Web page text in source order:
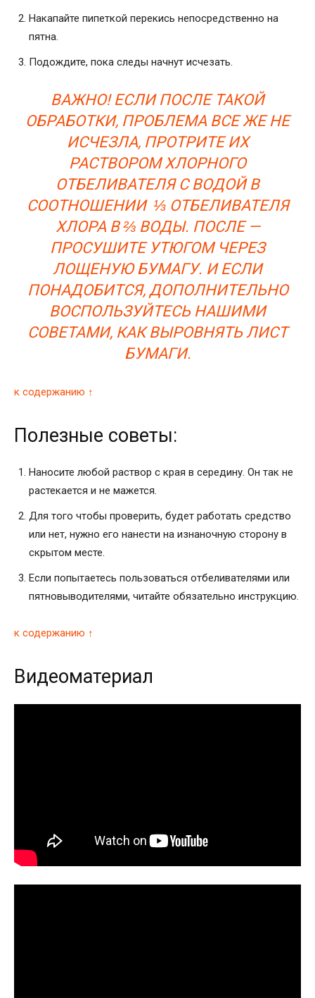
Накапайте пипеткой перекись непосредственно на
пятна.
Подождите, пока следы начнут исчезать.
ВАЖНО! ЕСЛИ ПОСЛЕ ТАКОЙ
ОБРАБОТКИ, ПРОБЛЕМА ВСЕ ЖЕ НЕ
ИСЧЕЗЛА, ПРОТРИТЕ ИХ
РАСТВОРОМ ХЛОРНОГО
ОТБЕЛИВАТЕЛЯ С ВОДОЙ В
СООТНОШЕНИИ ⅓ ОТБЕЛИВАТЕЛЯ
ХЛОРА В ⅔ ВОДЫ. ПОСЛЕ —
ПРОСУШИТЕ УТЮГОМ ЧЕРЕЗ
ЛОЩЕНУЮ БУМАГУ. И ЕСЛИ
ПОНАДОБИТСЯ, ДОПОЛНИТЕЛЬНО
ВОСПОЛЬЗУЙТЕСЬ НАШИМИ
СОВЕТАМИ, КАК ВЫРОВНЯТЬ ЛИСТ
БУМАГИ.
к содержанию ↑
Полезные советы:
Наносите любой раствор с края в середину. Он так не
растекается и не мажется.
Для того чтобы проверить, будет работать средство
или нет, нужно его нанести на изнаночную сторону в
скрытом месте.
Если попытаетесь пользоваться отбеливателями или
пятновыводителями, читайте обязательно инструкцию.
к содержанию ↑
Видеоматериал